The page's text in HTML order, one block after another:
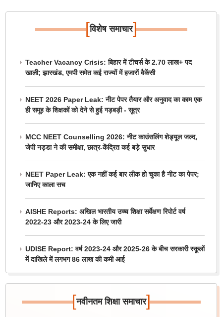
[विशेष समाचार]
Teacher Vacancy Crisis: बिहार में टीचर्स के 2.70 लाख+ पद
खाली; झारखंड, एमपी समेत कई राज्यों में हजारों वैकेंसी
NEET 2026 Paper Leak: नीट पेपर तैयार और अनुवाद का काम एक
ही समूह के शिक्षकों को देने से हुई गड़बड़ी - सूत्र
MCC NEET Counselling 2026: नीट काउंसलिंग शेड्यूल जल्द,
जेपी नड्डा ने की समीक्षा, छात्र-केंद्रित कई बड़े सुधार
NEET Paper Leak: एक नहीं कई बार लीक हो चुका है नीट का पेपर;
जानिए काला सच
AISHE Reports: अखिल भारतीय उच्च शिक्षा सर्वेक्षण रिपोर्ट वर्ष
2022-23 और 2023-24 के लिए जारी
UDISE Report: वर्ष 2023-24 और 2025-26 के बीच सरकारी स्कूलों
में दाखिले में लगभग 86 लाख की कमी आई
[नवीनतम शिक्षा समाचार]